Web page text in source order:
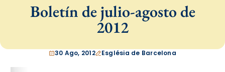
Boletín de julio-agosto de
2012
30 Ago, 2012 Església de Barcelona